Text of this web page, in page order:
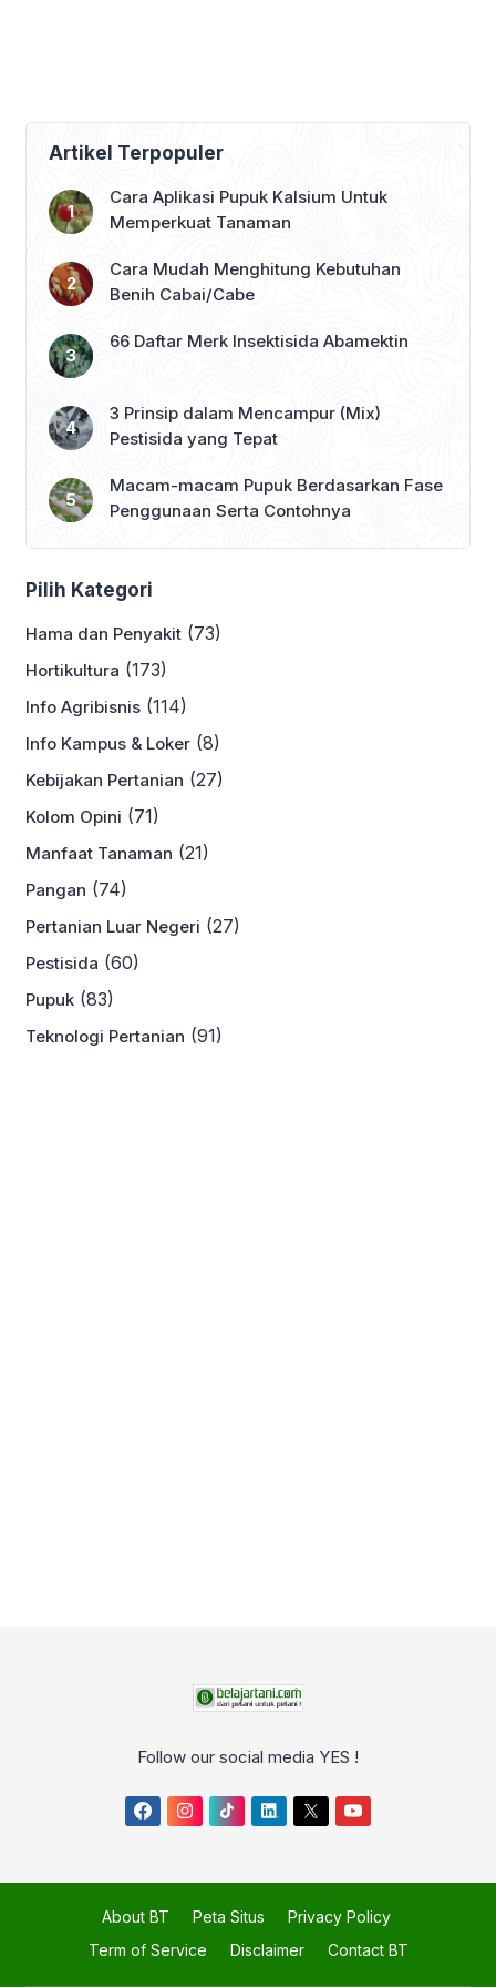
Artikel Terpopuler
Cara Aplikasi Pupuk Kalsium Untuk
Memperkuat Tanaman
Cara Mudah Menghitung Kebutuhan
Benih Cabai/Cabe
66 Daftar Merk Insektisida Abamektin
3 Prinsip dalam Mencampur (Mix)
Pestisida yang Tepat
Macam-macam Pupuk Berdasarkan Fase
Penggunaan Serta Contohnya
Pilih Kategori
Hama dan Penyakit (73)
Hortikultura (173)
Info Agribisnis (114)
Info Kampus & Loker (8)
Kebijakan Pertanian (27)
Kolom Opini (71)
Manfaat Tanaman (21)
Pangan (74)
Pertanian Luar Negeri (27)
Pestisida (60)
Pupuk (83)
Teknologi Pertanian (91)
Follow our social media YES !
About BT Peta Situs
Privacy Policy
Term of Service
Disclaimer Contact BT